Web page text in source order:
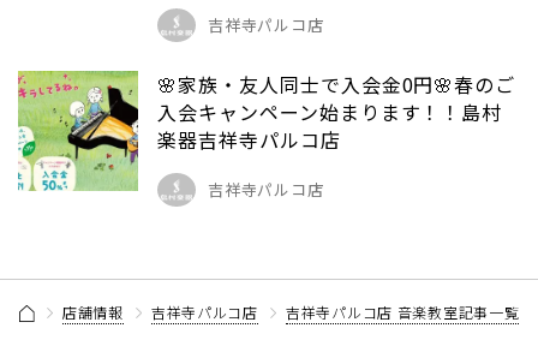
吉祥寺パルコ店
🌸家族・友人同士で入会金0円🌸春のご
入会キャンペーン始まります！！島村
楽器吉祥寺パルコ店
吉祥寺パルコ店
店舗情報 吉祥寺パルコ店 吉祥寺パルコ店 音楽教室記事一覧